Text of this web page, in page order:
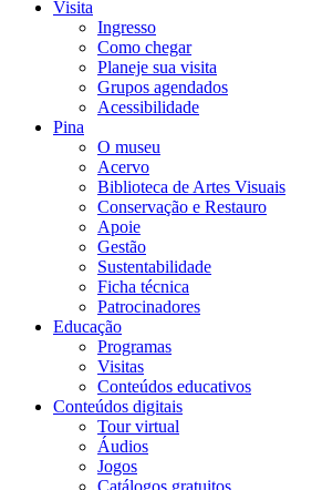
Visita
Ingresso
Como chegar
Planeje sua visita
Grupos agendados
Acessibilidade
Pina
O museu
Acervo
Biblioteca de Artes Visuais
Conservação e Restauro
Apoie
Gestão
Sustentabilidade
Ficha técnica
Patrocinadores
Educação
Programas
Visitas
Conteúdos educativos​
Conteúdos digitais
Tour virtual
Áudios
Jogos
Catálogos gratuitos